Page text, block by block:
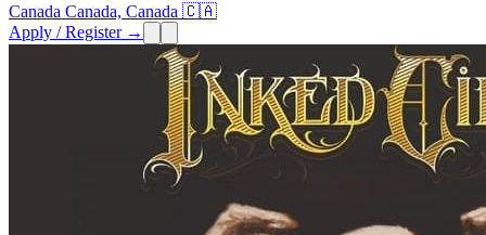
Canada Canada, Canada 🇨🇦
Apply / Register →